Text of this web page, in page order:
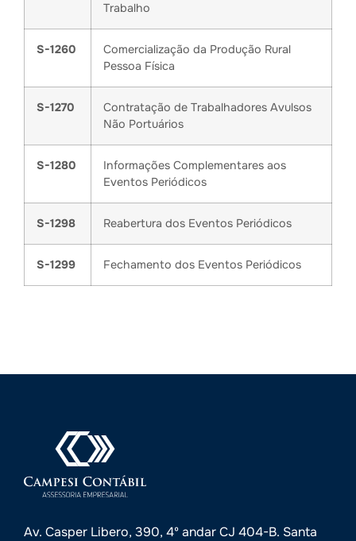
Trabalho
S-1260
Comercialização da Produção Rural
Pessoa Física
S-1270
Contratação de Trabalhadores Avulsos
Não Portuários
S-1280
Informações Complementares aos
Eventos Periódicos
S-1298 Reabertura dos Eventos Periódicos
S-1299 Fechamento dos Eventos Periódicos
Av. Casper Libero, 390, 4º andar CJ 404-B. Santa